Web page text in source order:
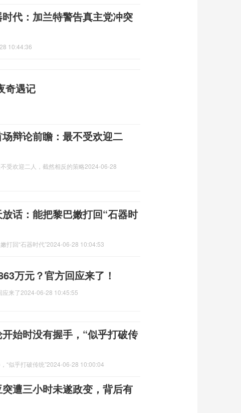
代：加兰特警告真主党冲突
10:44:36
奇遇记
辩论前瞻：最不受欢迎二
受欢迎二人，截然相反的策略2024-06-28
话：能把黎巴嫩打回“石器时
打回“石器时代”2024-06-28 10:04:53
万元？官方回应来了！
来了2024-06-28 10:45:55
始时没有握手，“似乎打破传
“似乎打破传统”2024-06-28 10:00:04
遭三小时未遂政变，背后有